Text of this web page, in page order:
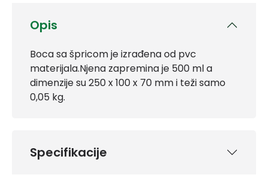
Opis
Boca sa špricom je izrađena od pvc
materijala.Njena zapremina je 500 ml a
dimenzije su 250 x 100 x 70 mm i teži samo
0,05 kg.
Specifikacije